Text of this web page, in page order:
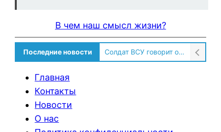
В чем наш смысл жизни?
Последние новости Солдат ВСУ говорит о том, чтобы продавали топливо для ремонта техники в Угледаре
Главная
Контакты
Новости
О нас